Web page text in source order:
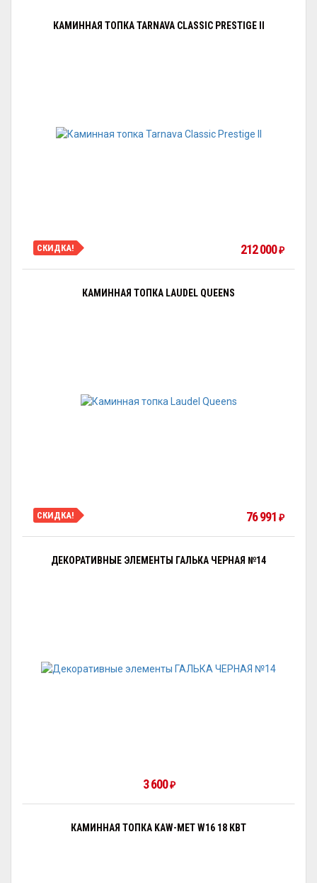
КАМИННАЯ ТОПКА TARNAVA CLASSIC PRESTIGE II
СКИДКА! 212 000₽
КАМИННАЯ ТОПКА LAUDEL QUEENS
СКИДКА! 76 991 ₽
ДЕКОРАТИВНЫЕ ЭЛЕМЕНТЫ ГАЛЬКА ЧЕРНАЯ №14
3 600₽
КАМИННАЯ ТОПКА KAW-MET W16 18 КВТ